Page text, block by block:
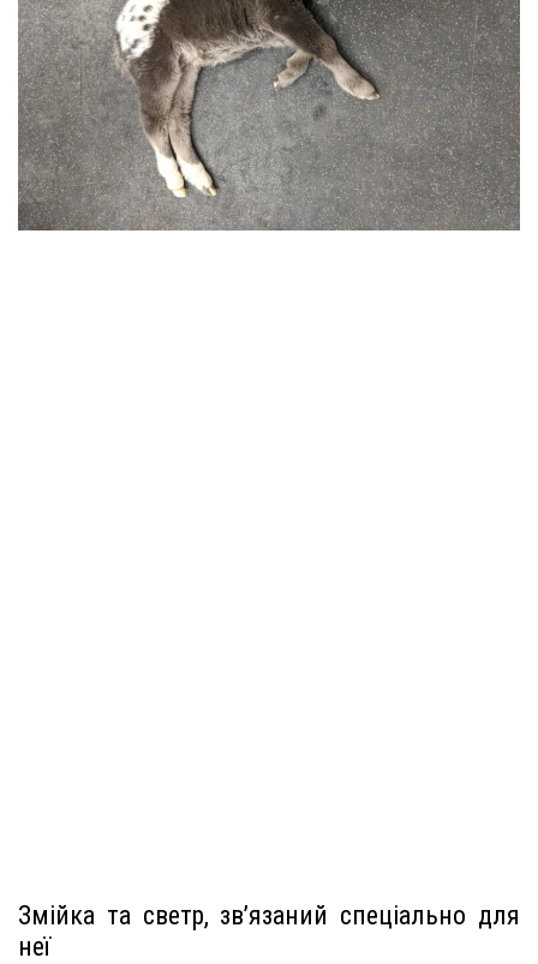
Змійка та светр, зв’язаний спеціально для
неї